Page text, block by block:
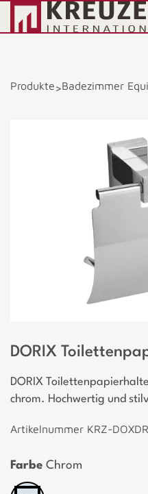
Produkte>Badezimmer
DORIX
DORIX
chrom. Hochwertig und
Artikelnummer KRZ-
Farbe Chrom